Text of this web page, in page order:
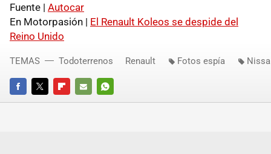
Fuente | Autocar
En Motorpasión | El Renault Koleos se despide del
Reino Unido
FACEBOOKTWITTERFLIPBOARD
E-
WHATSAPP
TEMAS Todoterrenos Renault Fotos espía